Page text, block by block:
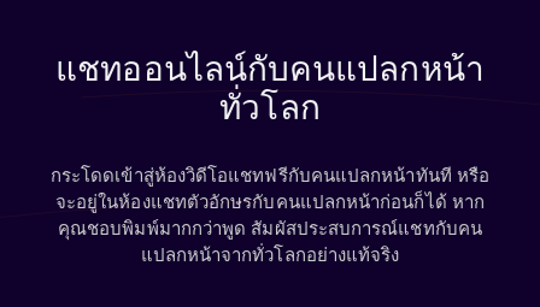
แชทออนไลน์กับคนแปลกหน้า
ทั่วโลก
กระโดดเข้าสู่ห้องวิดีโอแชทฟรีกับคนแปลกหน้าทันที หรือ
จะอยู่ในห้องแชทตัวอักษรกับคนแปลกหน้าก่อนก็ได้ หาก
คุณชอบพิมพ์มากกว่าพูด สัมผัสประสบการณ์แชทกับคน
แปลกหน้าจากทั่วโลกอย่างแท้จริง